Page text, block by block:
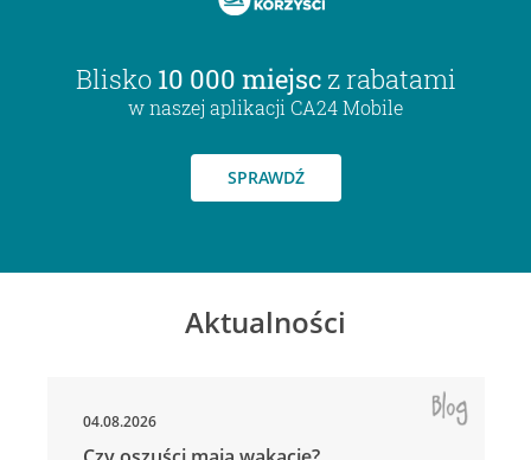
Blisko 10 000 miejsc z rabatami
w naszej aplikacji CA24 Mobile
SPRAWDŹ
Aktualności
04.08.2026